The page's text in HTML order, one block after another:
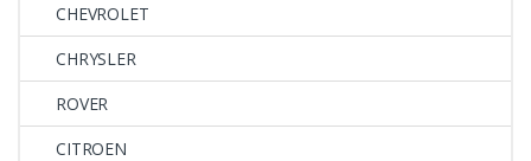
CHEVROLET
CHRYSLER
ROVER
CITROEN